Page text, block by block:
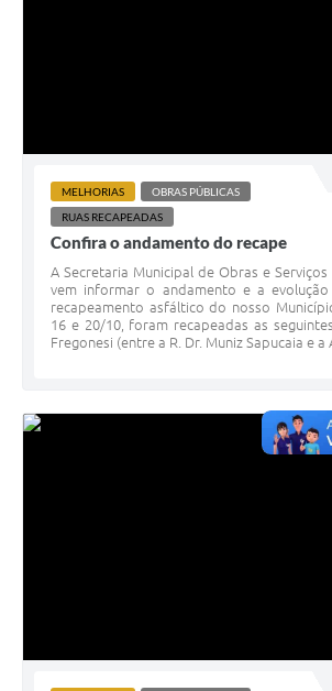
MELHORIAS
OBRAS PÚBLICAS
RUAS RECAPEADAS
Confira o andamento do recape
A Secretaria Municipal de Obras e Serviços
vem informar o andamento e a
recapeamento asfáltico do nosso
16 e 20/10, foram recapeadas as
Fregonesi (entre a R. Dr. Muniz Sapucaia e a